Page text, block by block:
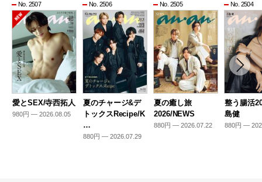
No. 2507
愛とSEX/寺西拓人
980円 — 2026.08.05
No. 2506
夏のチャージ&デ
トックスRecipe/K
…
880円 — 2026.07.29
No. 2505
夏の癒し旅
2026/NEWS
880円 — 2026.07.22
No. 2504
整う腸活
島健
880円 —